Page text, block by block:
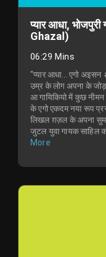
प्यार आधा,
Ghazal)
06:29 Mins
"प्यार आधा... एगो अइसन
उम्र के लोग अपना के
आ गायिकियो में कुछ
के एगो एकदम नया रूप
लिखल ग़ज़ल के अपना
जुटल युवा गायक साहिल
More